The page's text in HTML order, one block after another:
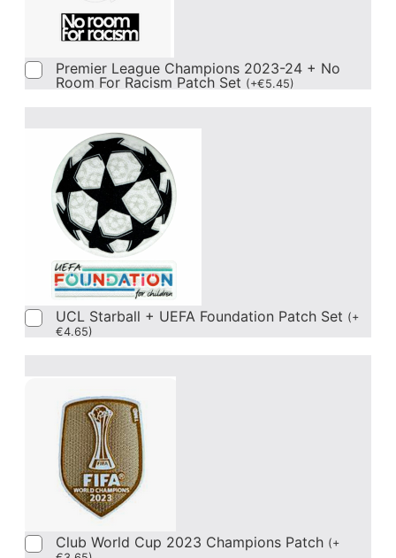
Premier League Champions 2023-24 + No
Room For Racism Patch Set (+€5.45)
UCL Starball + UEFA Foundation Patch Set (+
€4.65)
Club World Cup 2023 Champions Patch (+